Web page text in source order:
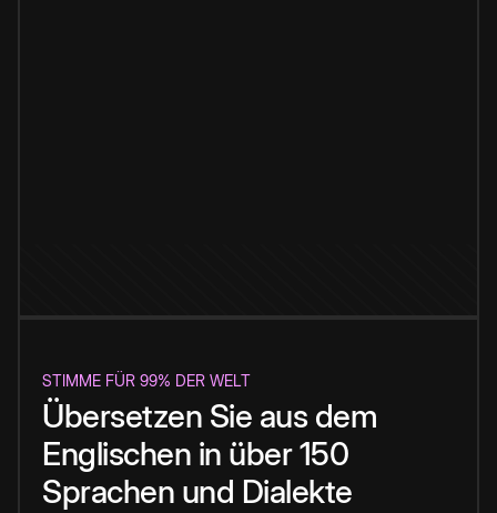
STIMME FÜR 99% DER WELT
Übersetzen Sie aus dem
Englischen in über 150
Sprachen und Dialekte